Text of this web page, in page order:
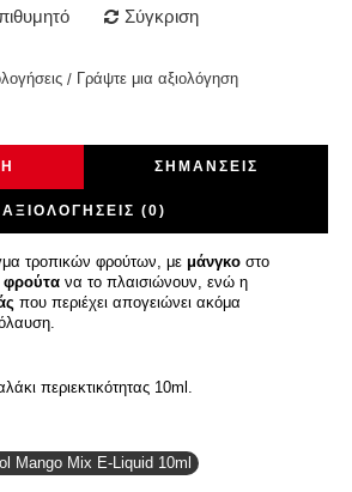
Σύγκριση
/ Γράψτε μια αξιολόγηση
ΣΗΜΆΝΣΕΙΣ
ΑΞΙΟΛΟΓΉΣΕΙΣ (0)
τροπικών φρούτων, με μάνγκο στο
φρούτα να το πλαισιώνουν, ενώ η
που περιέχει απογειώνει ακόμα
περιεκτικότητας 10ml.
Mango Mix E-Liquid 10ml